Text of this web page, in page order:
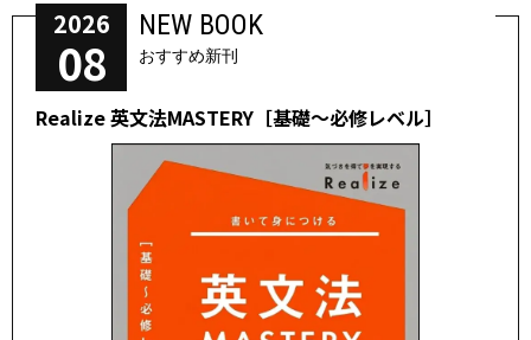
2026
08
NEW BOOK
おすすめ新刊
Realize 英文法MASTERY［基礎～必修レベル］